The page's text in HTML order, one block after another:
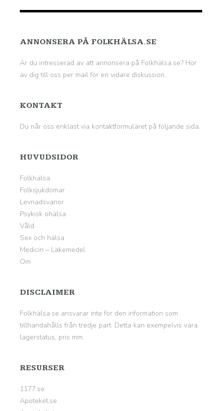
ANNONSERA PÅ FOLKHÄLSA.SE
Är du intresserad av att annonsera på Folkhälsa.se? Hör
av dig till oss per mail för en vidare diskussion.
KONTAKT
Du når oss enklast via kontaktformuläret på följande sida.
HUVUDSIDOR
Folkhälsa
Folksjukdomar
Levnadsvanor
Psykisk ohälsa
Våld
Sex och hälsa
Medicin – Läkemedel
Om
DISCLAIMER
Folkhälsa.se ansvarar inte för den information som
tillhandahålls från tredje part. Detta kan exempelvis vara
lagerstatus, pris mm.
RESURSER
1177.se
Apoteket.se